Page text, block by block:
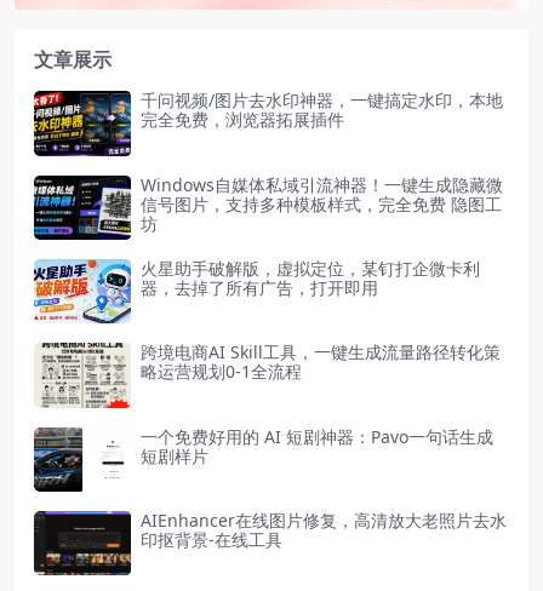
文章展示
千问视频/图片去水印神器，一键搞定水印，本地
完全免费，浏览器拓展插件
Windows自媒体私域引流神器！一键生成隐藏微
信号图片，支持多种模板样式，完全免费 隐图工
坊
火星助手破解版，虚拟定位，某钉打企微卡利
器，去掉了所有广告，打开即用
跨境电商AI Skill工具，一键生成流量路径转化策
略运营规划0-1全流程
一个免费好用的 AI 短剧神器：Pavo一句话生成
短剧样片
AIEnhancer在线图片修复，高清放大老照片去水
印抠背景-在线工具